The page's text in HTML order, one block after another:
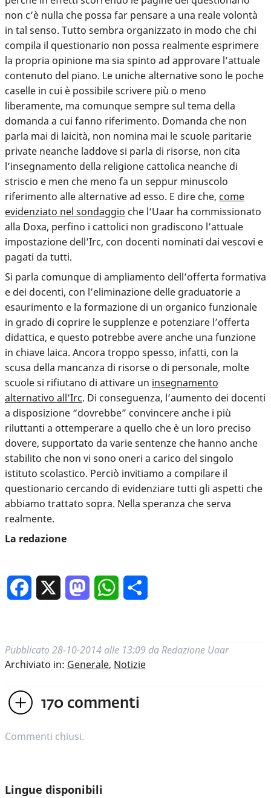
non c’è nulla che possa far pensare a una reale volontà
in tal senso. Tutto sembra organizzato in modo che chi
compila il questionario non possa realmente esprimere
la propria opinione ma sia spinto ad approvare l’attuale
contenuto del piano. Le uniche alternative sono le poche
caselle in cui è possibile scrivere più o meno
liberamente, ma comunque sempre sul tema della
domanda a cui fanno riferimento. Domanda che non
parla mai di laicità, non nomina mai le scuole paritarie
private neanche laddove si parla di risorse, non cita
l’insegnamento della religione cattolica neanche di
striscio e men che meno fa un seppur minuscolo
riferimento alle alternative ad esso. E dire che, come
evidenziato nel sondaggio che l’Uaar ha commissionato
alla Doxa, perfino i cattolici non gradiscono l’attuale
impostazione dell’Irc, con docenti nominati dai vescovi e
pagati da tutti.
Si parla comunque di ampliamento dell’offerta formativa
e dei docenti, con l’eliminazione delle graduatorie a
esaurimento e la formazione di un organico funzionale
in grado di coprire le supplenze e potenziare l’offerta
didattica, e questo potrebbe avere anche una funzione
in chiave laica. Ancora troppo spesso, infatti, con la
scusa della mancanza di risorse o di personale, molte
scuole si rifiutano di attivare un insegnamento
alternativo all’Irc. Di conseguenza, l’aumento dei docenti
a disposizione “dovrebbe” convincere anche i più
riluttanti a ottemperare a quello che è un loro preciso
dovere, supportato da varie sentenze che hanno anche
stabilito che non vi sono oneri a carico del singolo
istituto scolastico. Perciò invitiamo a compilare il
questionario cercando di evidenziare tutti gli aspetti che
abbiamo trattato sopra. Nella speranza che serva
realmente.
La redazione
Facebook MastodonWhatsApp
Pubblicato 28-10-2014 alle 13:09 da Redazione Uaar
Archiviato in: Generale, Notizie
170 commenti
Commenti chiusi.
Lingue disponibili